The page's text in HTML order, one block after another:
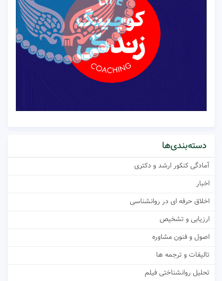
دسته‌بندی‌ها
آمادگی کنکور ارشد و دکتری
اخبار
اخلاق حرفه ای در روانشناسی
ارزیابی و تشخیص
اصول و فنون مشاوره
تالیفات و ترجمه ها
تحلیل روانشناختی فیلم